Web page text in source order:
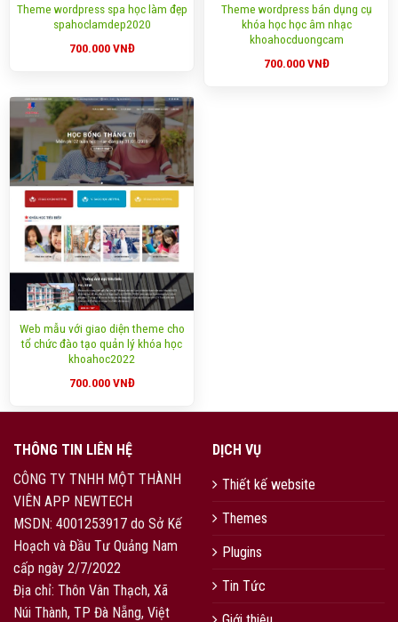
Theme wordpress spa học làm đẹp
spahoclamdep2020
700.000VNĐ
Theme wordpress bán dụng cụ
khóa học học âm nhạc
khoahocduongcam
700.000VNĐ
Web mẫu với giao diện theme cho
tổ chức đào tạo quản lý khóa học
khoahoc2022
700.000VNĐ
THÔNG TIN LIÊN HỆ
CÔNG TY TNHH MỘT THÀNH
VIÊN APP NEWTECH
MSDN: 4001253917 do Sở Kế
Hoạch và Đầu Tư Quảng Nam
cấp ngày 2/7/2022
Địa chỉ: Thôn Vân Thạch, Xã
Núi Thành, TP Đà Nẵng, Việt
DỊCH VỤ
Thiết kế website
Themes
Plugins
Tin Tức